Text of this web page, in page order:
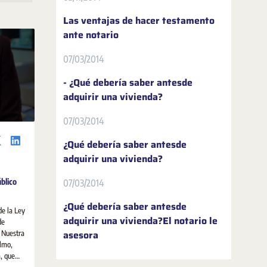
la Ley
que
Las ventajas de hacer testamento
ante notario
07/03/2014
- ¿Qué debería saber antesde
adquirir una vivienda?
07/03/2014
¿Qué debería saber antesde
adquirir una vivienda?
07/03/2014
¿Qué debería saber antesde
adquirir una vivienda?El notario le
asesora